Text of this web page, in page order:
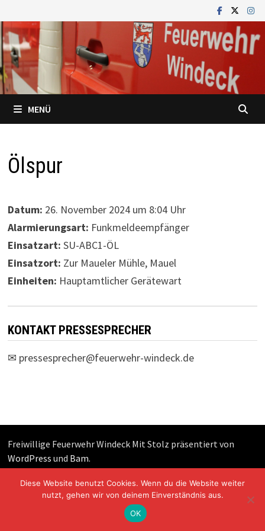
Inhalt
springen
MENÜ
Ölspur
Datum: 26. November 2024 um 8:04 Uhr
Alarmierungsart: Funkmeldeempfänger
Einsatzart: SU-ABC1-ÖL
Einsatzort: Zur Maueler Mühle, Mauel
Einheiten: Hauptamtlicher Gerätewart
KONTAKT PRESSESPRECHER
✉ pressesprecher@feuerwehr-windeck.de
Freiwillige Feuerwehr Windeck Mit Stolz präsentiert von
WordPress und Bam.
Diese Website benutzt Cookies. Wenn du die Website weiter
nutzt, gehen wir von deinem Einverständnis aus.
OK